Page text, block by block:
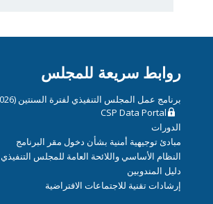
روابط سريعة للمجلس
برنامج عمل المجلس التنفيذي لفترة السنتين (2026-2027)
CSP Data Portal
الدورات
مبادئ توجيهية أمنية بشأن دخول مقر البرنامج
النظام الأساسي واللائحة العامة للمجلس التنفيذي
دليل المندوبين
إرشادات تقنية للاجتماعات الافتراضية